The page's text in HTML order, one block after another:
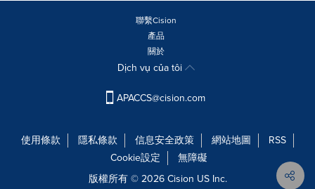
聯繫Cision
產品
關於
Dịch vụ của tôi
APACCS@cision.com
使用條款 隱私條款 信息安全政策 網站地圖
RSS
Cookie設定
無障礙
版權所有 © 2026 Cision US Inc.